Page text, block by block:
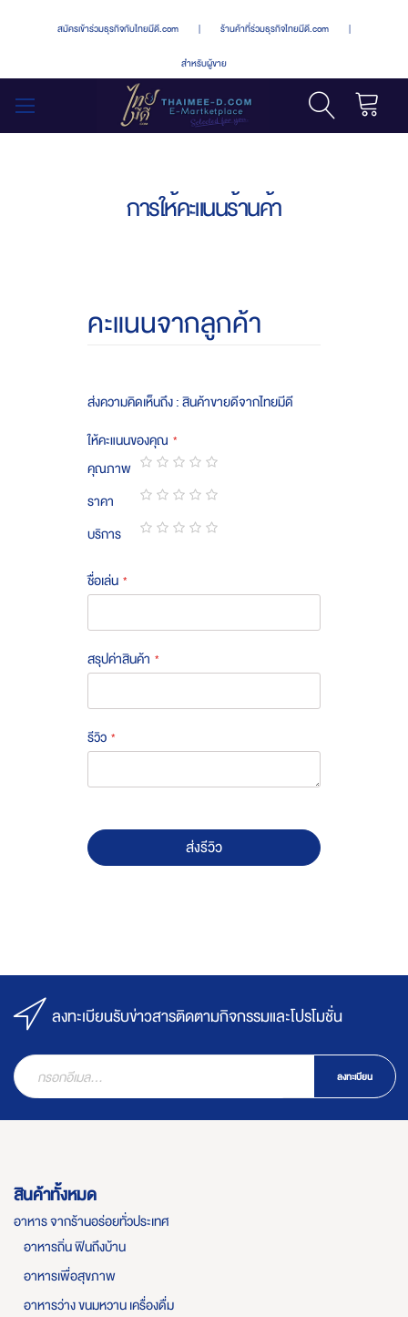
สมัครเข้าร่วมธุรกิจกับไทยมีดี.com | ร้านค้าที่ร่วมธุรกิจไทยมีดี.com |
สำหรับผู้ขาย
การให้คะแนนร้านค้า
คะแนนจากลูกค้า
ส่งความคิดเห็นถึง : สินค้าขายดีจากไทยมีดี
ให้คะแนนของคุณ
คุณภาพ
1
star
2
stars
3
stars
4
stars
5
stars
ราคา
1
star
2
stars
3
stars
4
stars
5
stars
บริการ
ชื่อเล่น
สรุปค่าสินค้า
รีวิว
ส่งรีวิว
ลงทะเบียนรับข่าวสารติดตามกิจกรรมและโปรโมชั่น
ลงทะเบียน
สินค้าทั้งหมด
อาหาร จากร้านอร่อยทั่วประเทศ
อาหารถิ่น ฟินถึงบ้าน
อาหารเพื่อสุขภาพ
อาหารว่าง ขนมหวาน เครื่องดื่ม